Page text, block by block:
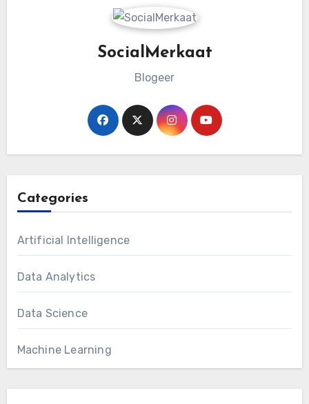
SocialMerkaat
Blogeer
Categories
Artificial Intelligence
Data Analytics
Data Science
Machine Learning